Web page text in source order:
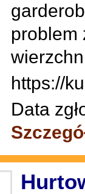
problem
https://
Data